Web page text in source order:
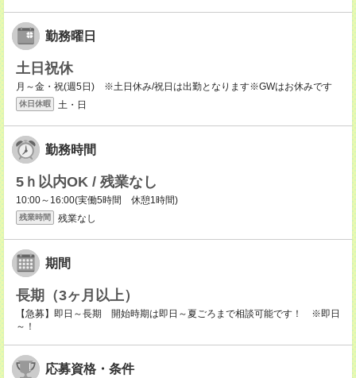
勤務曜日
土日祝休
月～金・祝(週5日) ※土日休み/祝日は出勤となります※GWはお休みです
休日休暇 土・日
勤務時間
5ｈ以内OK / 残業なし
10:00～16:00(実働5時間 休憩1時間)
残業時間 残業なし
期間
長期（3ヶ月以上）
【急募】即日～長期 開始時期は即日～夏ごろまで相談可能です！ ※即日
～！
応募資格・条件